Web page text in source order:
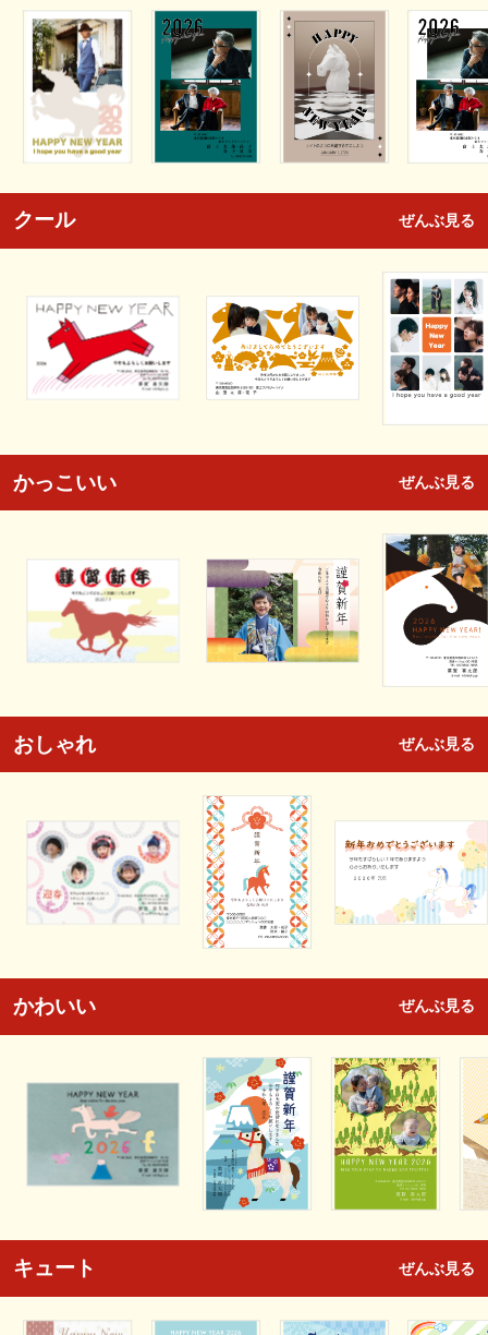
クール ぜんぶ見る
かっこいい ぜんぶ見る
おしゃれ ぜんぶ見る
かわいい ぜんぶ見る
キュート ぜんぶ見る